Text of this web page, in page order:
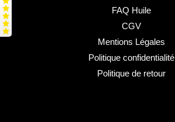
FAQ Huile
CGV
Mentions Légales
Politique confidentialité
Politique de retour